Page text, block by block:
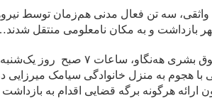
سه تن فعال مدنی هم‌زمان توسط
بازداشت و به مکان نامعلومی منتقل
حکومتی با هجوم به منزل خانوادگی سیامک میرزایی
هرگونه برگه قضایی اقدام به